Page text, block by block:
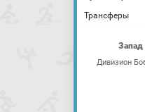
Трансферы
Запад
Дивизион